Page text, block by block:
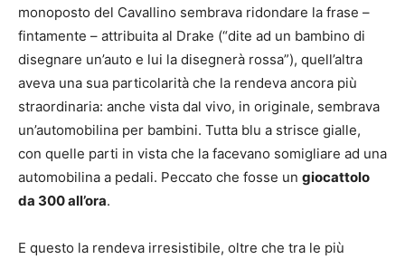
monoposto del Cavallino sembrava ridondare la frase –
fintamente – attribuita al Drake (“dite ad un bambino di
disegnare un’auto e lui la disegnerà rossa”), quell’altra
aveva una sua particolarità che la rendeva ancora più
straordinaria: anche vista dal vivo, in originale, sembrava
un’automobilina per bambini. Tutta blu a strisce gialle,
con quelle parti in vista che la facevano somigliare ad una
automobilina a pedali. Peccato che fosse un giocattolo
da 300 all’ora.
E questo la rendeva irresistibile, oltre che tra le più